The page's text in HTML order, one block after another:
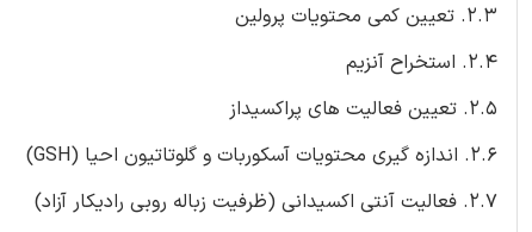
2.3. تعیین کمی محتویات پرولین
2.4. استخراح آنزیم
2.5. تعیین فعالیت های پراکسیداز
2.6. اندازه گیری محتویات آسکوربات و گلوتاتیون احیا (GSH)
2.7. فعالیت آنتی اکسیدانی (ظرفیت زباله روبی رادیکار آزاد)